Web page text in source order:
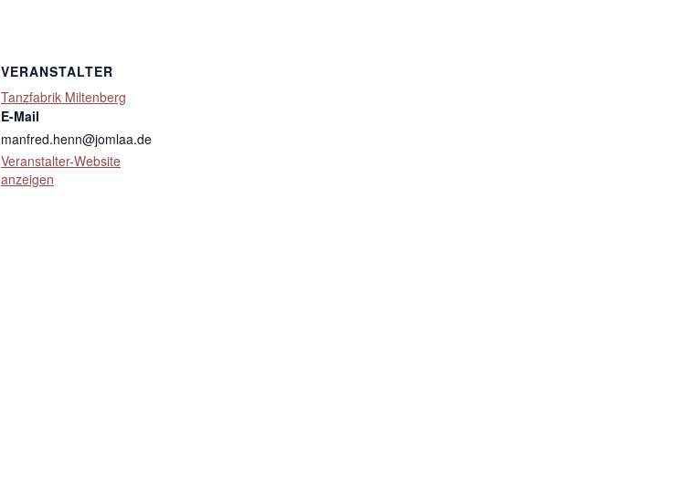
VERANSTALTER
Tanzfabrik Miltenberg
E-Mail
manfred.henn@jomlaa.de
Veranstalter-Website
anzeigen